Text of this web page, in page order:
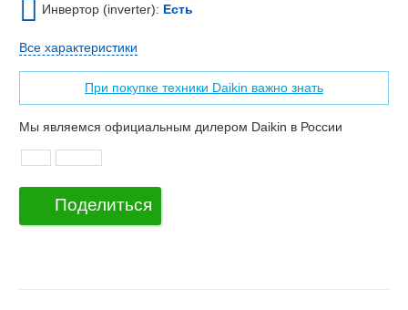
Инвертор (inverter): Есть
Все характеристики
При покупке техники Daikin важно знать
Мы являемся официальным дилером Daikin в России
Поделиться